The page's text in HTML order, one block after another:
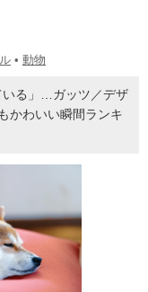
• 動物
いる」…ガッツ／デザ
かわいい瞬間ランキ